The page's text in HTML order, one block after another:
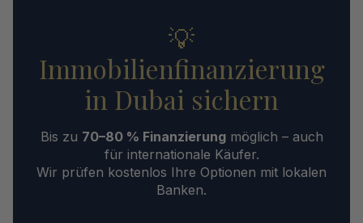
💡
Immobilienfinanzierung
in Dubai sichern
Bis zu 70–80 % Finanzierungmöglich – auch
für internationale Käufer.
Wir prüfen kostenlos Ihre Optionen mit lokalen
Banken.